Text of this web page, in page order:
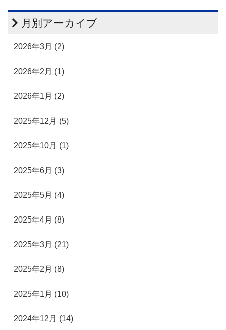
月別アーカイブ
2026年3月 (2)
2026年2月 (1)
2026年1月 (2)
2025年12月 (5)
2025年10月 (1)
2025年6月 (3)
2025年5月 (4)
2025年4月 (8)
2025年3月 (21)
2025年2月 (8)
2025年1月 (10)
2024年12月 (14)